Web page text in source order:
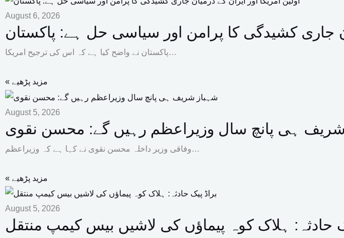
August 6, 2026
جاری کشیدگی کا پرامن اور سیاسی حل ہے: پاکستان
پاکستان نے واضح کیا ہے کہ اس کی ترجیح امریکا…
« مزید پڑھیے
August 5, 2026
ہی پانچ سال وزیراعظم رہیں گے: محسن نقوی
وفاقی وزیر داخلہ محسن نقوی نے کہا ہے کہ وزیراعظم…
« مزید پڑھیے
August 5, 2026
حادثہ: ہلاک کوہ پیماؤں کی لاشیں بیس کیمپ منتقل